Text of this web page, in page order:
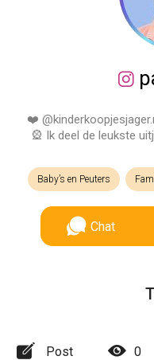
❤️
🎡 Ik deel de leukste
Baby’s en Peuters
Chat
Post 0